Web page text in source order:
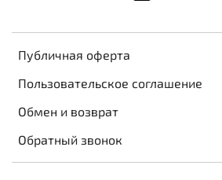
Публичная оферта
Пользовательское соглашение
Обмен и возврат
Обратный звонок